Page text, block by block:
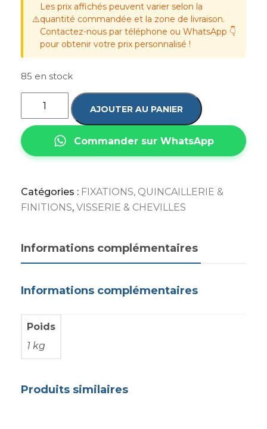
⚠️
Les prix affichés peuvent varier selon la
quantité commandée et la zone de livraison.
Contactez-nous par téléphone ou WhatsApp 👇
pour obtenir votre prix personnalisé !
85 en stock
AJOUTER AU PANIER
Commander sur WhatsApp
Catégories : FIXATIONS, QUINCAILLERIE &
FINITIONS, VISSERIE & CHEVILLES
Informations complémentaires
Informations complémentaires
Poids
1 kg
Produits similaires